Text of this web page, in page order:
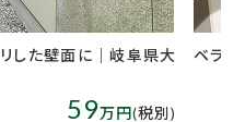
ベランダをペットルームに改修